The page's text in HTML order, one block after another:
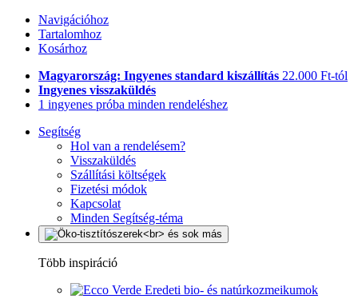
Navigációhoz
Tartalomhoz
Kosárhoz
Magyarország: Ingyenes standard kiszállítás 22.000 Ft-tól
Ingyenes visszaküldés
1 ingyenes próba minden rendeléshez
Segítség
Hol van a rendelésem?
Visszaküldés
Szállítási költségek
Fizetési módok
Kapcsolat
Minden Segítség-téma
Több inspiráció
Eredeti bio- és natúrkozmeikumok